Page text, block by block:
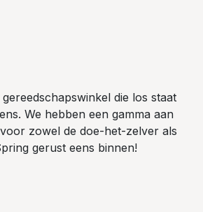
die los staat
We hebben een gamma aan
zowel de doe-het-zelver als
gerust eens binnen!